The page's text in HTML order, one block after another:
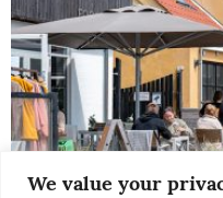
We value your